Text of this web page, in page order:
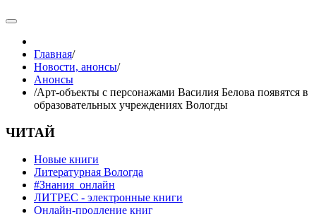
Главная/
Новости, анонсы/
Анонсы
/Арт-объекты с персонажами Василия Белова появятся в
образовательных учреждениях Вологды
ЧИТАЙ
Новые книги
Литературная Вологда
#Знания_онлайн
ЛИТРЕС - электронные книги
Онлайн-продление книг